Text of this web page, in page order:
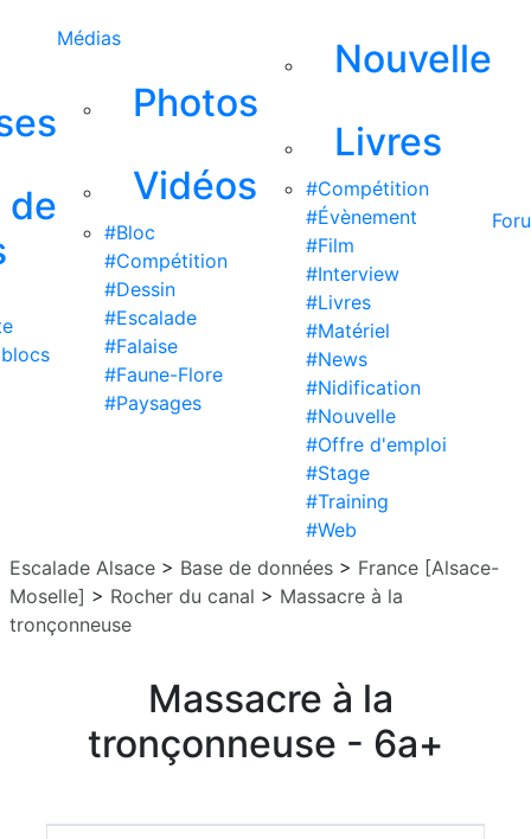
de
Médias
Photos
Vidéos
#Bloc
#Compétition
#Dessin
#Escalade
#Falaise
#Faune-Flore
#Paysages
Nouvelle
Livres
#Compétition
#Évènement
#Film
#Interview
#Livres
#Matériel
#News
#Nidification
#Nouvelle
#Offre d'emploi
#Stage
#Training
#Web
Escalade Alsace > Base de données > France [Alsace-
Moselle] > Rocher du canal > Massacre à la
tronçonneuse
Massacre à la
tronçonneuse - 6a+